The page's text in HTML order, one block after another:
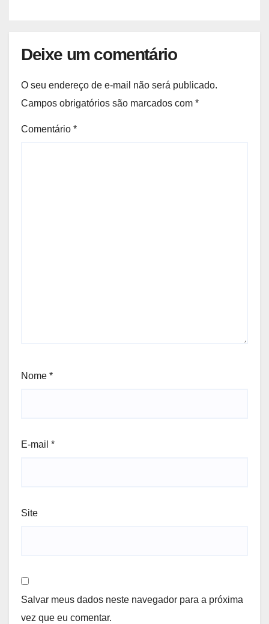
Deixe um comentário
O seu endereço de e-mail não será publicado.
Campos obrigatórios são marcados com *
Comentário *
Nome *
E-mail *
Site
Salvar meus dados neste navegador para a próxima
vez que eu comentar.